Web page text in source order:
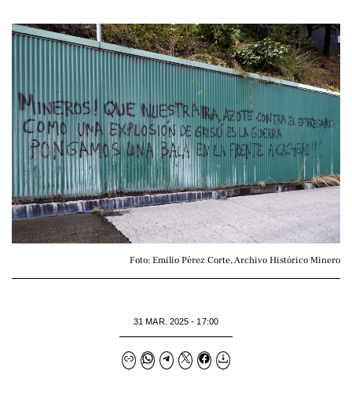
Foto: Emilio Pérez Corte, Archivo Histórico Minero
31 MAR. 2025 - 17:00